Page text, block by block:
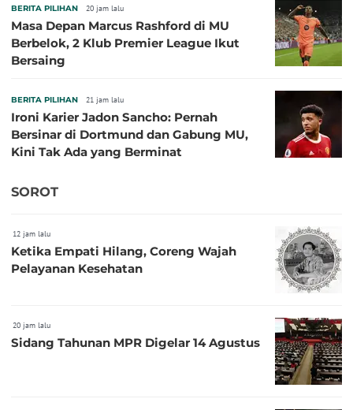
BERITA PILIHAN 20 jam lalu
Masa Depan Marcus Rashford di MU
Berbelok, 2 Klub Premier League Ikut
Bersaing
BERITA PILIHAN 21 jam lalu
Ironi Karier Jadon Sancho: Pernah
Bersinar di Dortmund dan Gabung MU,
Kini Tak Ada yang Berminat
SOROT
12 jam lalu
Ketika Empati Hilang, Coreng Wajah
Pelayanan Kesehatan
20 jam lalu
Sidang Tahunan MPR Digelar 14 Agustus